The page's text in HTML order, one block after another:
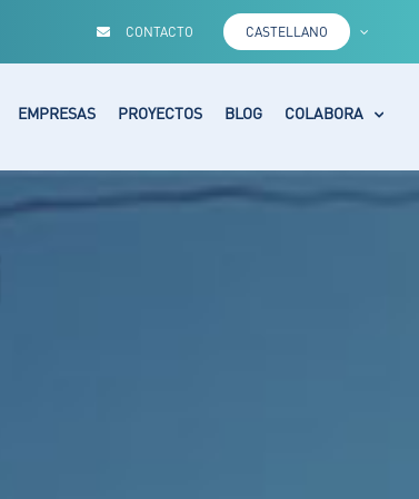
CONTACTO CASTELLANO
EMPRESAS PROYECTOS BLOG COLABORA